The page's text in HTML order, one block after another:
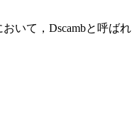
て，Dscambと呼ば